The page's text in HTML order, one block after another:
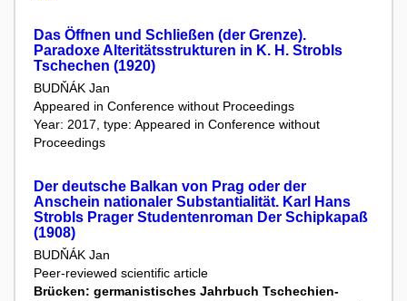
Das Öffnen und Schließen (der Grenze).
Paradoxe Alteritätsstrukturen in K. H. Strobls
Tschechen (1920)
BUDŇÁK Jan
Appeared in Conference without Proceedings
Year: 2017, type: Appeared in Conference without
Proceedings
Der deutsche Balkan von Prag oder der
Anschein nationaler Substantialität. Karl Hans
Strobls Prager Studentenroman Der Schipkapaß
(1908)
BUDŇÁK Jan
Peer-reviewed scientific article
Brücken: germanistisches Jahrbuch Tschechien-